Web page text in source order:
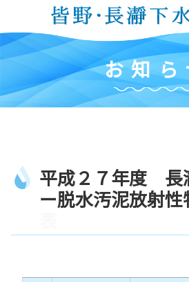
テ
ン
本
文
お 知 ら
平成２ ７年度 長
ー脱水汚泥放射性